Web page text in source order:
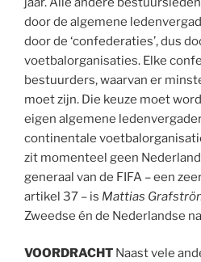
door de algemene
door de ‘confederaties’, dus
voetbalorganisaties. Elke
bestuurders, waarvan er
moet zijn. Die keuze moet
eigen algemene
continentale
zit momenteel geen
generaal van de FIFA – een
artikel 37 – is Mattias
Zweedse én de Nederlandse
VOORDRACHT Naast vele